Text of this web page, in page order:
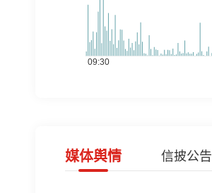
媒体舆情 信披公告